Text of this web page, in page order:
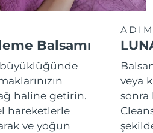
Balsamı
büyüklüğünde
haline getirin.
hareketlerle
ve yoğun
veya
sonra